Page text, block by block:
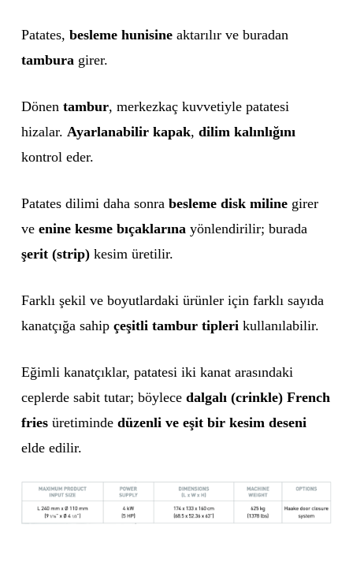
Patates, besleme hunisineaktarılır ve buradan
tambura girer.
Dönen tambur, merkezkaç kuvvetiyle patatesi
hizalar. Ayarlanabilir kapak, dilim kalınlığını
kontrol eder.
Patates dilimi daha sonra besleme disk milinegirer
ve enine kesme bıçaklarınayönlendirilir; burada
şerit (strip)kesim üretilir.
Farklı şekil ve boyutlardaki ürünler için farklı sayıda
kanatçığa sahip çeşitli tambur tiplerikullanılabilir.
Eğimli kanatçıklar, patatesi iki kanat arasındaki
ceplerde sabit tutar; böylece dalgalı (crinkle) French
friesüretiminde düzenli ve eşit bir kesim deseni
elde edilir.